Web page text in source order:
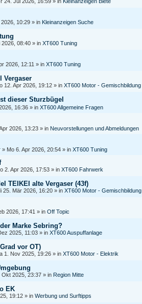
10:29 » in Kleinanzeigen Suche
2026, 08:40 » in XT600 Tuning
2026, 12:11 » in XT600 Tuning
Vergaser
12. Apr 2026, 19:12 » in XT600 Motor - Gemischbildung
dieser Sturzbügel
16:36 » in XT600 Allgemeine Fragen
2026, 13:23 » in Neuvorstellungen und Abmeldungen
» Mo 6. Apr 2026, 20:54 » in XT600 Tuning
2. Apr 2026, 17:53 » in XT600 Fahrwerk
TEIKEI alte Vergaser (43f)
25. Mär 2026, 16:20 » in XT600 Motor - Gemischbildung
2026, 17:41 » in Off Topic
Marke Sebring?
2025, 11:03 » in XT600 Auspuffanlage
vor OT)
1. Nov 2025, 19:26 » in XT600 Motor - Elektrik
Okt 2025, 23:37 » in Region Mitte
EK
19:12 » in Werbung und Surftipps